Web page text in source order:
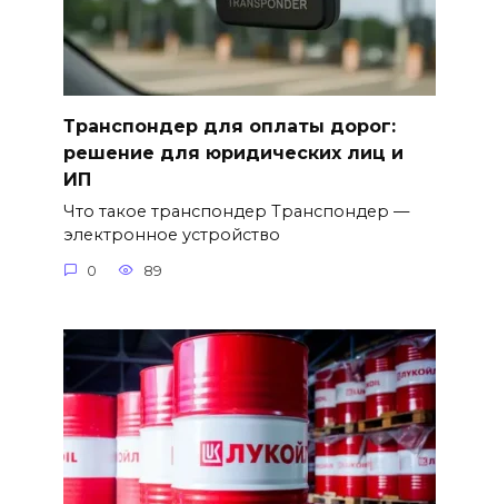
Транспондер для оплаты дорог:
решение для юридических лиц и
ИП
Что такое транспондер Транспондер —
электронное устройство
0 89